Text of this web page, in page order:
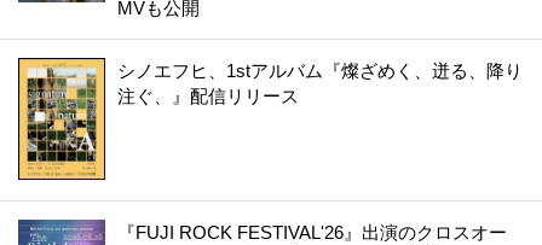
MVも公開
シノエフヒ、1stアルバム『燦ざめく、迸る、降り
注ぐ、』配信リリース
『FUJI ROCK FESTIVAL'26』出演のクロスオー